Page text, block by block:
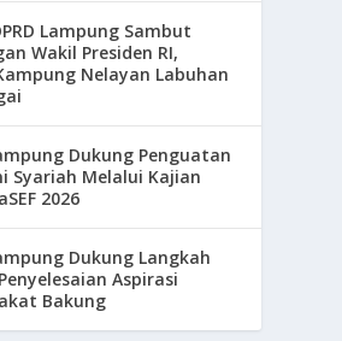
Lampung Sambut
Wakil Presiden RI,
Nelayan Labuhan
Dukung Penguatan
Syariah Melalui Kajian
2026
Dukung Langkah
Aspirasi
Bakung